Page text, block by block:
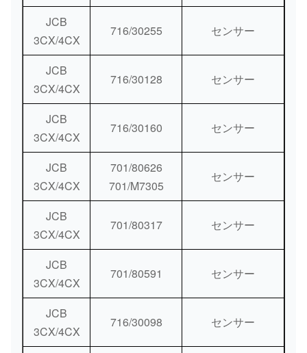
JCB
3CX/4CX
716/30255 センサー
JCB
3CX/4CX
716/30128 センサー
JCB
3CX/4CX
716/30160 センサー
JCB
3CX/4CX
701/80626
701/M7305
センサー
JCB
3CX/4CX
701/80317 センサー
JCB
3CX/4CX
701/80591 センサー
JCB
3CX/4CX
716/30098 センサー